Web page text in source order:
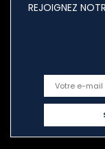
REJOIGNEZ